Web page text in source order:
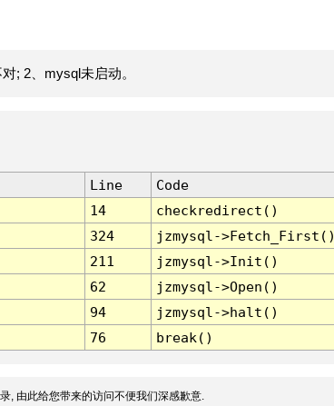
; 2、mysql未启动。
Line
Code
14
checkredirect()
324
jzmysql-
211
jzmysql->Init()
62
jzmysql->Open()
94
jzmysql->halt()
76 break()
, 由此给您带来的访问不便我们深感歉意.